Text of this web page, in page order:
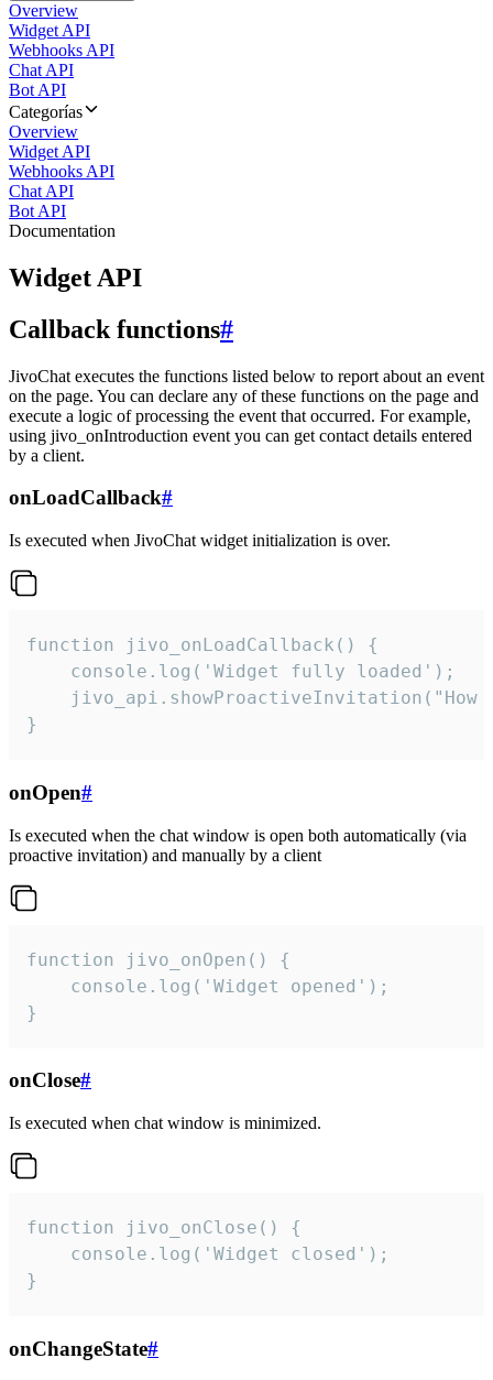
Overview
Widget API
Webhooks API
Chat API
Bot API
Categorías
Overview
Widget API
Webhooks API
Chat API
Bot API
Documentation
Widget API
Callback functions#
JivoChat executes the functions listed below to report about an event
on the page. You can declare any of these functions on the page and
execute a logic of processing the event that occurred. For example,
using jivo_onIntroduction event you can get contact details entered
by a client.
onLoadCallback#
Is executed when JivoChat widget initialization is over.
function jivo_onLoadCallback() {
    console.log('Widget fully loaded');
jivo_api.showProactiveInvitation("How
}
onOpen#
Is executed when the chat window is open both automatically (via
proactive invitation) and manually by a client
function jivo_onOpen() {
    console.log('Widget opened');
}
onClose#
Is executed when chat window is minimized.
function jivo_onClose() {
    console.log('Widget closed');
}
onChangeState#